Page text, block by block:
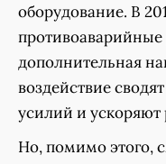
оборудование. В
дополнительная
воздействие
усилий и
Но, помимо этого,